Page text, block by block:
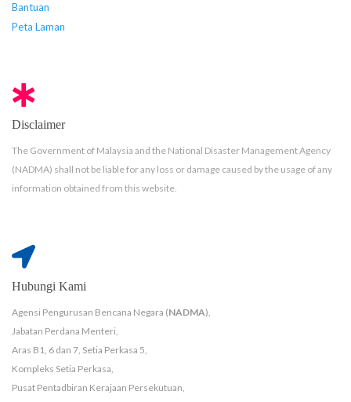
Bantuan
Peta Laman
Disclaimer
The Government of Malaysia and the National Disaster Management Agency
(NADMA) shall not be liable for any loss or damage caused by the usage of any
information obtained from this website.
Hubungi Kami
Agensi Pengurusan Bencana Negara (NADMA),
Jabatan Perdana Menteri,
Aras B1, 6 dan 7, Setia Perkasa 5,
Kompleks Setia Perkasa,
Pusat Pentadbiran Kerajaan Persekutuan,